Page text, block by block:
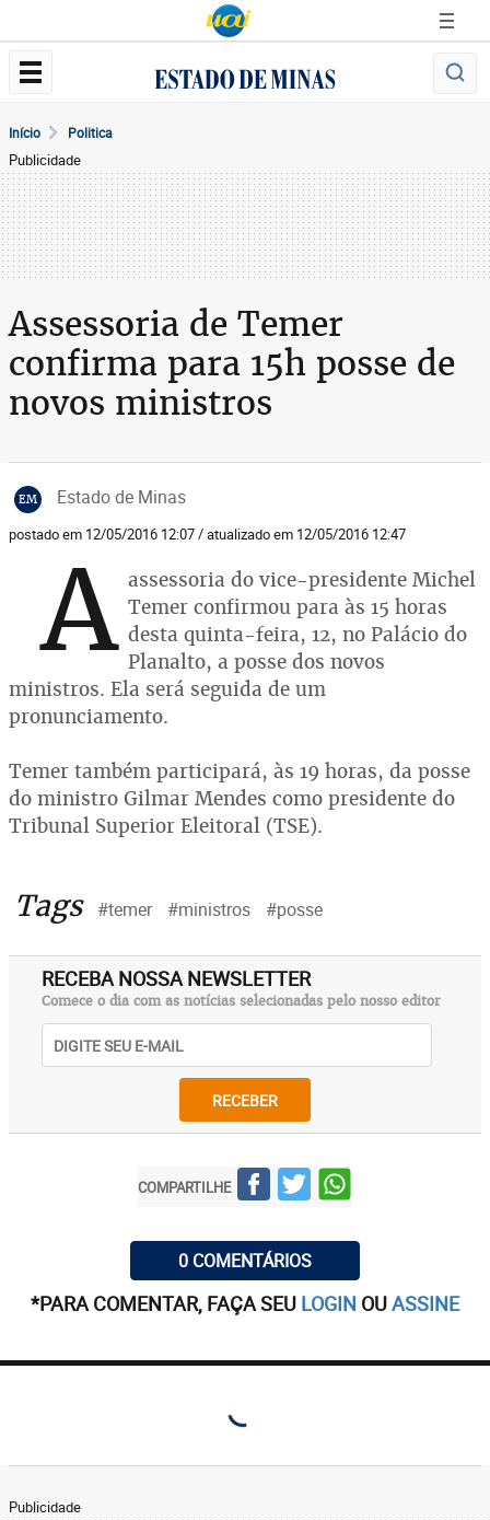
Início Politica
Publicidade
Assessoria de Temer
confirma para 15h posse de
novos ministros
EM Estado de Minas
postado em 12/05/2016 12:07 / atualizado em 12/05/2016 12:47
A assessoria do vice-presidente Michel
Temer confirmou para às 15 horas
desta quinta-feira, 12, no Palácio do
Planalto, a posse dos novos
ministros. Ela será seguida de um
pronunciamento.
Temer também participará, às 19 horas, da posse
do ministro Gilmar Mendes como presidente do
Tribunal Superior Eleitoral (TSE).
Tags #temer #ministros #posse
RECEBA NOSSA NEWSLETTER
Comece o dia com as notícias selecionadas pelo nosso editor
RECEBER
COMPARTILHE
0 COMENTÁRIOS
*PARA COMENTAR, FAÇA SEU LOGIN OUASSINE
Publicidade